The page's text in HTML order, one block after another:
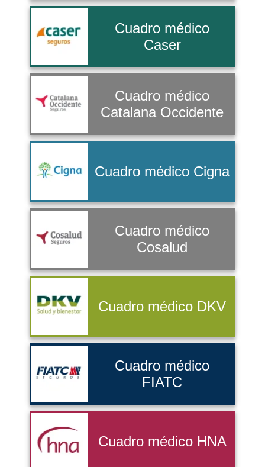
Cuadro médico
Caser
Cuadro médico
Catalana Occidente
Cuadro médico Cigna
Cuadro médico
Cosalud
Cuadro médico DKV
Cuadro médico
FIATC
Cuadro médico HNA